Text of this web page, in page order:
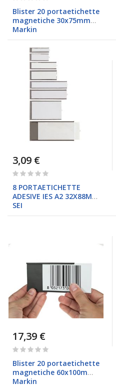
Blister 20 portaetichette
magnetiche 30x75mm
Markin
3,09 €
Rating:
8 PORTAETICHETTE
ADESIVE IES A2 32X88MM
SEI
17,39 €
Rating:
Blister 20 portaetichette
magnetiche 60x100mm
Markin